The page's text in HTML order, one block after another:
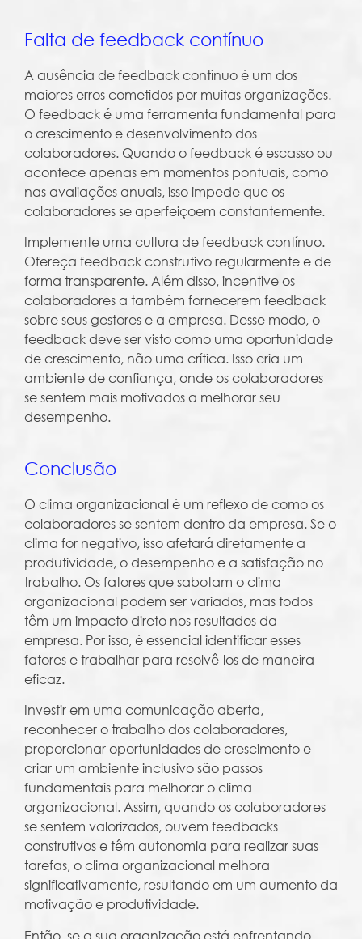
Falta de feedback contínuo
A ausência de feedback contínuo é um dos
maiores erros cometidos por muitas organizações.
O feedback é uma ferramenta fundamental para
o crescimento e desenvolvimento dos
colaboradores. Quando o feedback é escasso ou
acontece apenas em momentos pontuais, como
nas avaliações anuais, isso impede que os
colaboradores se aperfeiçoem constantemente.
Implemente uma cultura de feedback contínuo.
Ofereça feedback construtivo regularmente e de
forma transparente. Além disso, incentive os
colaboradores a também fornecerem feedback
sobre seus gestores e a empresa. Desse modo, o
feedback deve ser visto como uma oportunidade
de crescimento, não uma crítica. Isso cria um
ambiente de confiança, onde os colaboradores
se sentem mais motivados a melhorar seu
desempenho.
Conclusão
O clima organizacional é um reflexo de como os
colaboradores se sentem dentro da empresa. Se o
clima for negativo, isso afetará diretamente a
produtividade, o desempenho e a satisfação no
trabalho. Os fatores que sabotam o clima
organizacional podem ser variados, mas todos
têm um impacto direto nos resultados da
empresa. Por isso, é essencial identificar esses
fatores e trabalhar para resolvê-los de maneira
eficaz.
Investir em uma comunicação aberta,
reconhecer o trabalho dos colaboradores,
proporcionar oportunidades de crescimento e
criar um ambiente inclusivo são passos
fundamentais para melhorar o clima
organizacional. Assim, quando os colaboradores
se sentem valorizados, ouvem feedbacks
construtivos e têm autonomia para realizar suas
tarefas, o clima organizacional melhora
significativamente, resultando em um aumento da
motivação e produtividade.
Então, se a sua organização está enfrentando